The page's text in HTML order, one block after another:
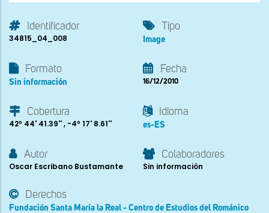
Identificador
34815_04_008
Tipo
Image
Formato
Sin información
Fecha
16/12/2010
Cobertura
42º 44' 41.39'' , -4º 17' 8.61''
Idioma
es-ES
Autor
Oscar Escribano Bustamante
Colaboradores
Sin información
Derechos
Fundación Santa María la Real - Centro de Estudios del Románico